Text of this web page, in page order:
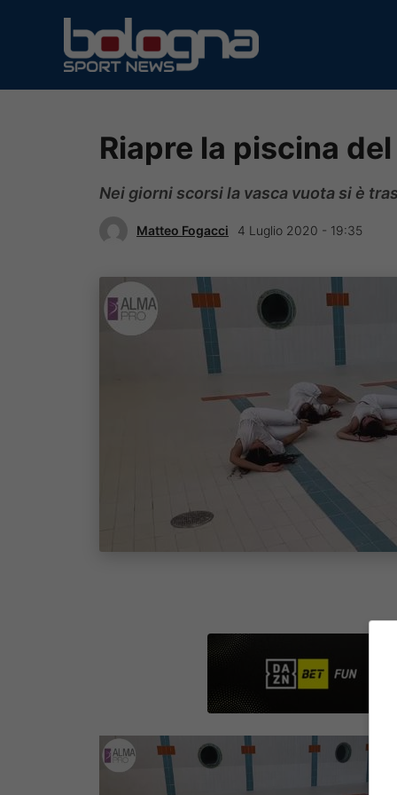
contenuto
Riapre la piscina
Nei giorni scorsi la vasca vuota si è
Matteo Fogacci 4 Luglio 2020 - 19:35